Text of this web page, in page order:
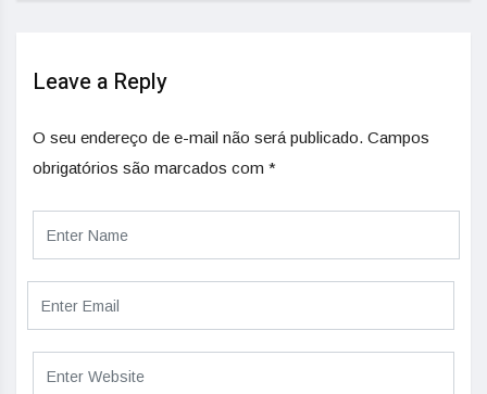
Leave a Reply
O seu endereço de e-mail não será publicado. Campos
obrigatórios são marcados com *